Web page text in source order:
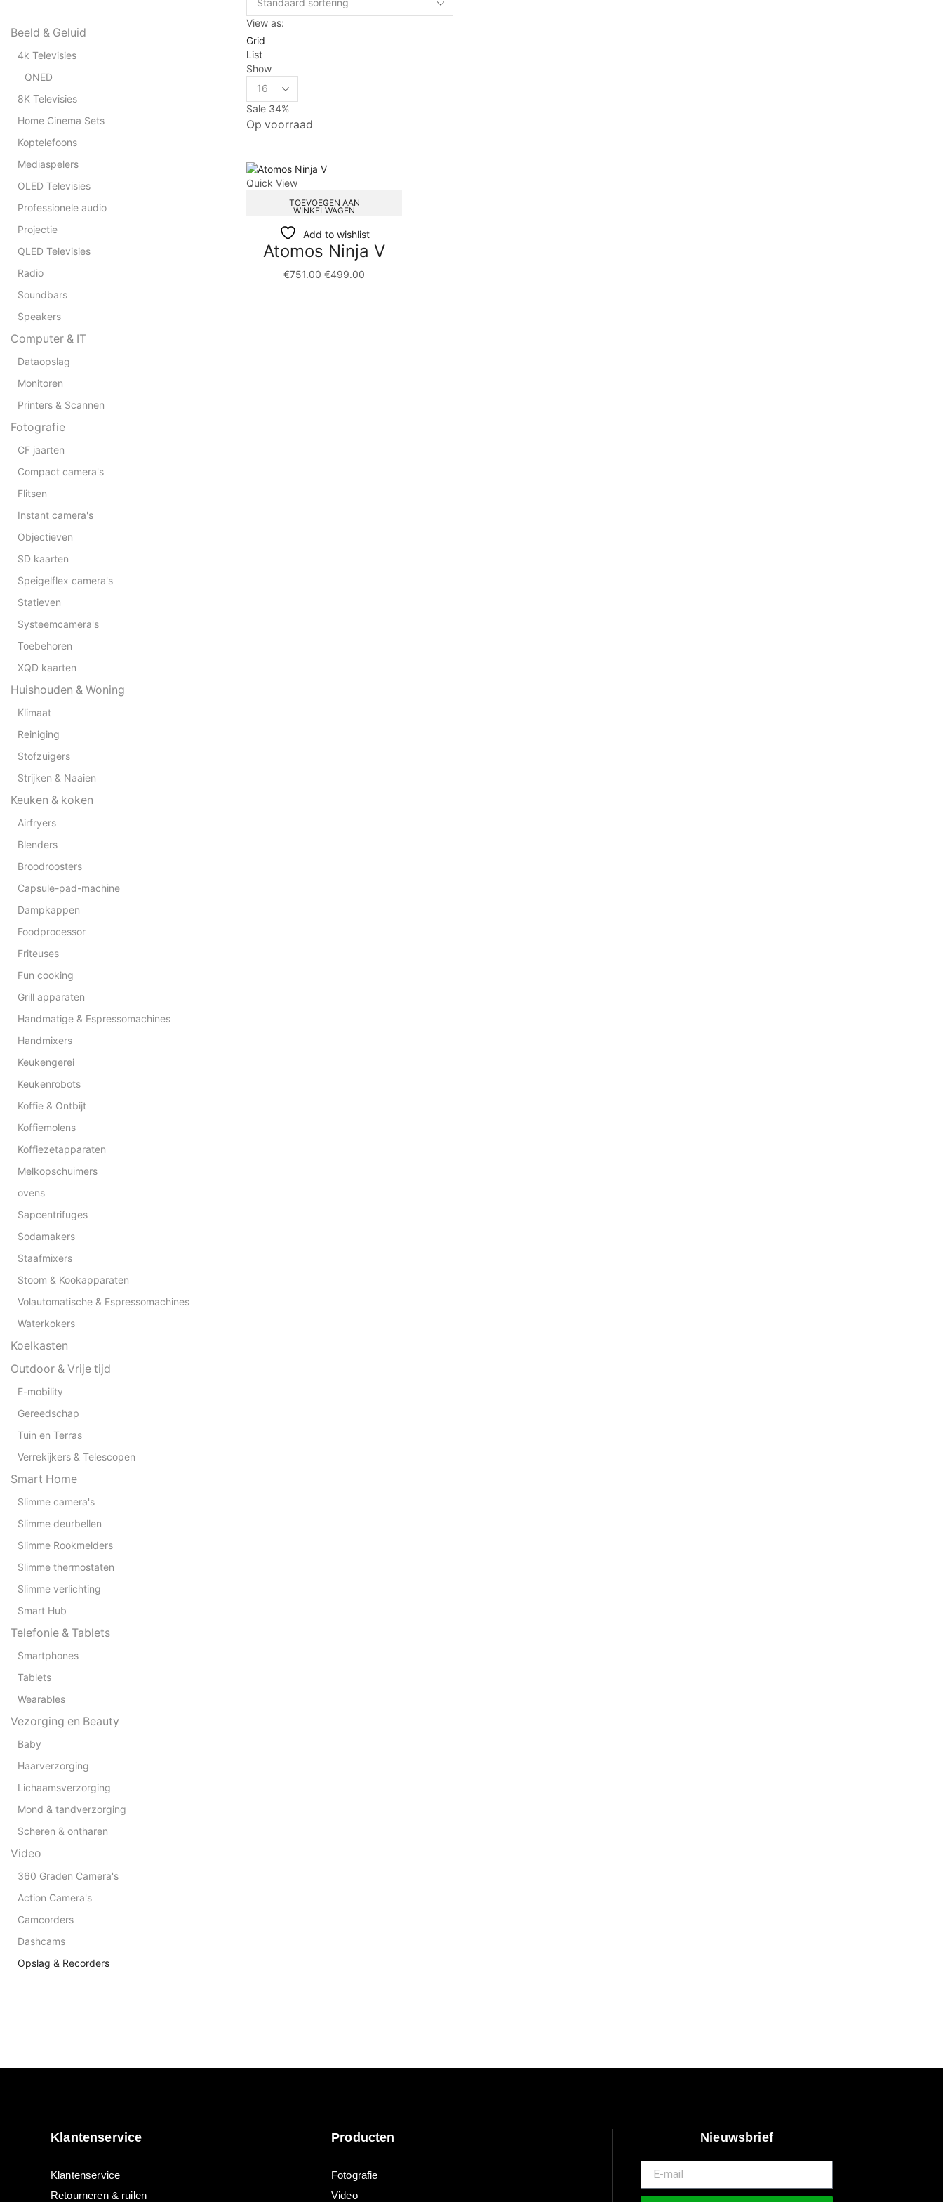
View as:
Grid
List
Show
Sale 34%
Op voorraad
Quick View
TOEVOEGEN AAN
WINKELWAGEN
Add to wishlist
Atomos Ninja V
€751.00 €499.00
Beeld & Geluid
4k Televisies
QNED
8K Televisies
Home Cinema Sets
Koptelefoons
Mediaspelers
OLED Televisies
Professionele audio
Projectie
QLED Televisies
Radio
Soundbars
Speakers
Computer & IT
Dataopslag
Monitoren
Printers & Scannen
Fotografie
CF jaarten
Compact camera's
Flitsen
Instant camera's
Objectieven
SD kaarten
Speigelflex camera's
Statieven
Systeemcamera's
Toebehoren
XQD kaarten
Huishouden & Woning
Klimaat
Reiniging
Stofzuigers
Strijken & Naaien
Keuken & koken
Airfryers
Blenders
Broodroosters
Capsule-pad-machine
Dampkappen
Foodprocessor
Friteuses
Fun cooking
Grill apparaten
Handmatige & Espressomachines
Handmixers
Keukengerei
Keukenrobots
Koffie & Ontbijt
Koffiemolens
Koffiezetapparaten
Melkopschuimers
ovens
Sapcentrifuges
Sodamakers
Staafmixers
Stoom & Kookapparaten
Volautomatische & Espressomachines
Waterkokers
Koelkasten
Outdoor & Vrije tijd
E-mobility
Gereedschap
Tuin en Terras
Verrekijkers & Telescopen
Smart Home
Slimme camera's
Slimme deurbellen
Slimme Rookmelders
Slimme thermostaten
Slimme verlichting
Smart Hub
Telefonie & Tablets
Smartphones
Tablets
Wearables
Vezorging en Beauty
Baby
Haarverzorging
Lichaamsverzorging
Mond & tandverzorging
Scheren & ontharen
Video
360 Graden Camera's
Action Camera's
Camcorders
Dashcams
Opslag & Recorders
Klantenservice
Klantenservice
Retourneren & ruilen
Producten
Fotografie
Video
Nieuwsbrief